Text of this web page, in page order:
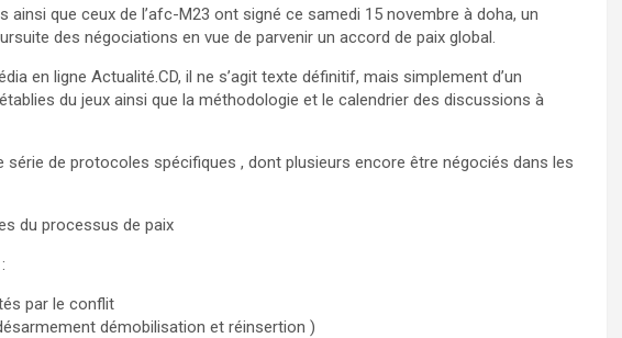
que ceux de l’afc-M23 ont signé ce samedi 15 novembre à doha, un
des négociations en vue de parvenir un accord de paix global.
en ligne Actualité.CD, il ne s’agit texte définitif, mais simplement d’un
du jeux ainsi que la méthodologie et le calendrier des discussions à
série de protocoles spécifiques , dont plusieurs encore être négociés dans les
du processus de paix
par le conflit
démobilisation et réinsertion )